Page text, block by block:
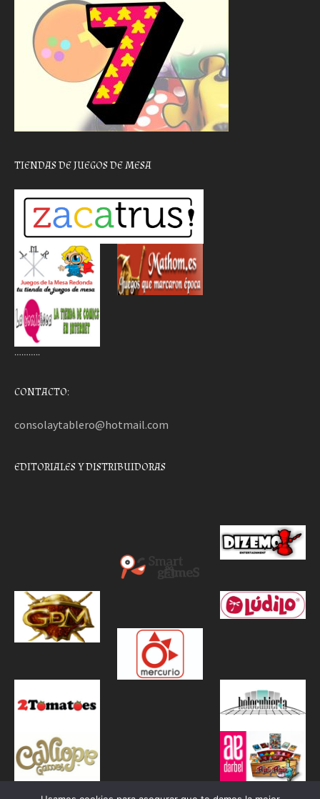
TIENDAS DE JUEGOS DE MESA
………..
CONTACTO:
consolaytablero@hotmail.com
EDITORIALES Y DISTRIBUIDORAS